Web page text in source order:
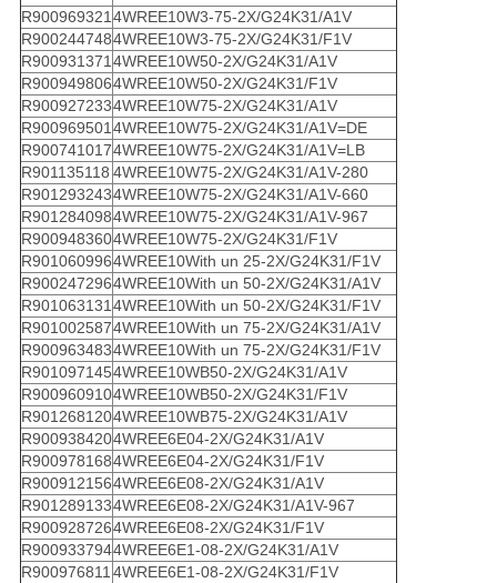
R9009693214WREE10W3-75-2X/G24K31/A1V
R9002447484WREE10W3-75-2X/G24K31/F1V
R9009313714WREE10W50-2X/G24K31/A1V
R9009498064WREE10W50-2X/G24K31/F1V
R9009272334WREE10W75-2X/G24K31/A1V
R9009695014WREE10W75-2X/G24K31/A1V=DE
R9007410174WREE10W75-2X/G24K31/A1V=LB
R901135118 4WREE10W75-2X/G24K31/A1V-280
R9012932434WREE10W75-2X/G24K31/A1V-660
R9012840984WREE10W75-2X/G24K31/A1V-967
R9009483604WREE10W75-2X/G24K31/F1V
R9010609964WREE10With un 25-2X/G24K31/F1V
R9002472964WREE10With un 50-2X/G24K31/A1V
R9010631314WREE10With un 50-2X/G24K31/F1V
R9010025874WREE10With un 75-2X/G24K31/A1V
R9009634834WREE10With un 75-2X/G24K31/F1V
R9010971454WREE10WB50-2X/G24K31/A1V
R9009609104WREE10WB50-2X/G24K31/F1V
R9012681204WREE10WB75-2X/G24K31/A1V
R9009384204WREE6E04-2X/G24K31/A1V
R9009781684WREE6E04-2X/G24K31/F1V
R9009121564WREE6E08-2X/G24K31/A1V
R9012891334WREE6E08-2X/G24K31/A1V-967
R9009287264WREE6E08-2X/G24K31/F1V
R9009337944WREE6E1-08-2X/G24K31/A1V
R9009768114WREE6E1-08-2X/G24K31/F1V